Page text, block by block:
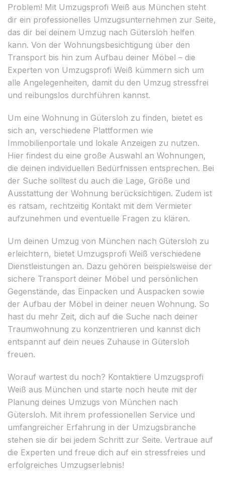
Problem! Mit Umzugsprofi Weiß aus München steht
dir ein professionelles Umzugsunternehmen zur Seite,
das dir bei deinem Umzug nach Gütersloh helfen
kann. Von der Wohnungsbesichtigung über den
Transport bis hin zum Aufbau deiner Möbel – die
Experten von Umzugsprofi Weiß kümmern sich um
alle Angelegenheiten, damit du den Umzug stressfrei
und reibungslos durchführen kannst.
Um eine Wohnung in Gütersloh zu finden, bietet es
sich an, verschiedene Plattformen wie
Immobilienportale und lokale Anzeigen zu nutzen.
Hier findest du eine große Auswahl an Wohnungen,
die deinen individuellen Bedürfnissen entsprechen. Bei
der Suche solltest du auch die Lage, Größe und
Ausstattung der Wohnung berücksichtigen. Zudem ist
es ratsam, rechtzeitig Kontakt mit dem Vermieter
aufzunehmen und eventuelle Fragen zu klären.
Um deinen Umzug von München nach Gütersloh zu
erleichtern, bietet Umzugsprofi Weiß verschiedene
Dienstleistungen an. Dazu gehören beispielsweise der
sichere Transport deiner Möbel und persönlichen
Gegenstände, das Einpacken und Auspacken sowie
der Aufbau der Möbel in deiner neuen Wohnung. So
hast du mehr Zeit, dich auf die Suche nach deiner
Traumwohnung zu konzentrieren und kannst dich
entspannt auf dein neues Zuhause in Gütersloh
freuen.
Worauf wartest du noch? Kontaktiere Umzugsprofi
Weiß aus München und starte noch heute mit der
Planung deines Umzugs von München nach
Gütersloh. Mit ihrem professionellen Service und
umfangreicher Erfahrung in der Umzugsbranche
stehen sie dir bei jedem Schritt zur Seite. Vertraue auf
die Experten und freue dich auf ein stressfreies und
erfolgreiches Umzugserlebnis!